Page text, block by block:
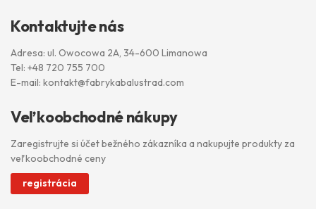
Kontaktujte nás
Adresa: ul. Owocowa 2A, 34-600 Limanowa
Tel: +48 720 755 700
E-mail: kontakt@fabrykabalustrad.com
Veľkoobchodné nákupy
Zaregistrujte si účet bežného zákazníka a nakupujte produkty za
veľkoobchodné ceny
registrácia